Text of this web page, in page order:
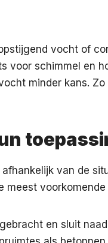
vocht of
voor schimmel en
minder kans. Zo
van de
meest voorkomende
en sluit